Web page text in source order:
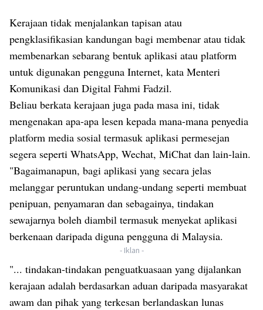
Kerajaan tidak menjalankan tapisan atau
pengklasifikasian kandungan bagi membenar atau tidak
membenarkan sebarang bentuk aplikasi atau platform
untuk digunakan pengguna Internet, kata Menteri
Komunikasi dan Digital Fahmi Fadzil.
Beliau berkata kerajaan juga pada masa ini, tidak
mengenakan apa-apa lesen kepada mana-mana penyedia
platform media sosial termasuk aplikasi permesejan
segera seperti WhatsApp, Wechat, MiChat dan lain-lain.
"Bagaimanapun, bagi aplikasi yang secara jelas
melanggar peruntukan undang-undang seperti membuat
penipuan, penyamaran dan sebagainya, tindakan
sewajarnya boleh diambil termasuk menyekat aplikasi
berkenaan daripada diguna pengguna di Malaysia.
- Iklan -
"... tindakan-tindakan penguatkuasaan yang dijalankan
kerajaan adalah berdasarkan aduan daripada masyarakat
awam dan pihak yang terkesan berlandaskan lunas